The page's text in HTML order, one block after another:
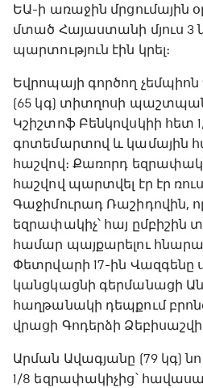
ԵԱ-ի առաջին մրցումային
մտած Հայաստանի մյուս 3
պարտություն էին կրել։
Եվրոպայի գործող
(65 կգ) տիտղոսի
Կշիշտոֆ Բենկովսկիի հետ
գոտեմարտով և կամային
հաշվով։ Քառորդ
հաշվով պարտվել էր էր
Գաջիմուրադ Ռաշիդովին,
եզրափակիչ՝ հայ ըմբիշին
համար պայքարելու
Փետրվարի 17-ին
կանցկացնի գերմանացի
հաղթանակի դեպքում
վրացի Գոդերձի
Արման Ավագյանը (79 կգ)
1/8 եզրափակիչից՝